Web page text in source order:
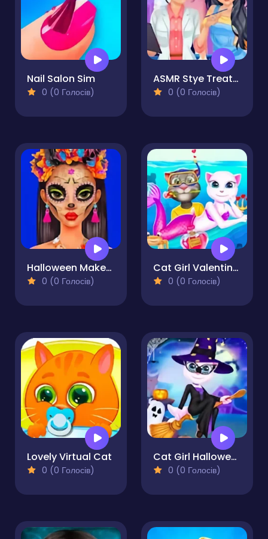
Nail Salon Sim
0 (0 Голосів)
ASMR Stye Treatment
0 (0 Голосів)
Halloween Makeup Trends
0 (0 Голосів)
Cat Girl Valentine Story Deep Water
0 (0 Голосів)
Lovely Virtual Cat
0 (0 Голосів)
Cat Girl Halloween Preparation
0 (0 Голосів)